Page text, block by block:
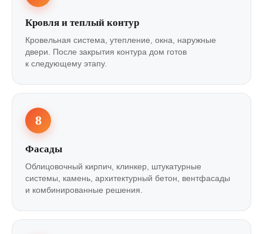
Кровля и теплый контур
Кровельная система, утепление, окна, наружные
двери. После закрытия контура дом готов
к следующему этапу.
8
Фасады
Облицовочный кирпич, клинкер, штукатурные
системы, камень, архитектурный бетон, вентфасады
и комбинированные решения.